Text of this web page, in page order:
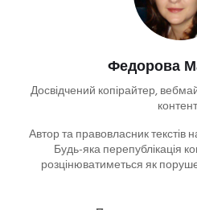
Федорова
Досвідчений копірайтер,
Автор та правовласник текстів
Будь-яка перепублікація
розцінюватиметься як